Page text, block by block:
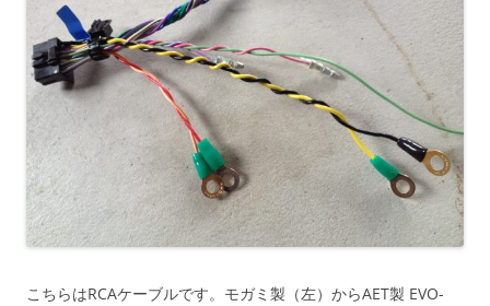
こちらはRCAケーブルです。モガミ製（左）からAET製 EVO-